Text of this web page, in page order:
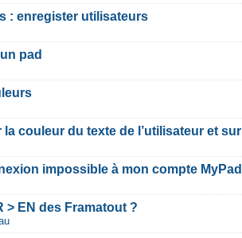
: enregister utilisateurs
pad
couleur du texte de l’utilisateur et sur
impossible à mon compte
> EN des Framatout ?